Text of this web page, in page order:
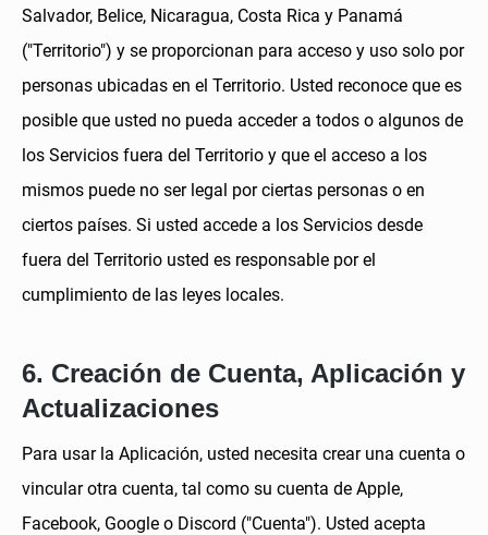
Salvador, Belice, Nicaragua, Costa Rica y Panamá
("Territorio") y se proporcionan para acceso y uso solo por
personas ubicadas en el Territorio. Usted reconoce que es
posible que usted no pueda acceder a todos o algunos de
los Servicios fuera del Territorio y que el acceso a los
mismos puede no ser legal por ciertas personas o en
ciertos países. Si usted accede a los Servicios desde
fuera del Territorio usted es responsable por el
cumplimiento de las leyes locales.
6. Creación de Cuenta, Aplicación y
Actualizaciones
Para usar la Aplicación, usted necesita crear una cuenta o
vincular otra cuenta, tal como su cuenta de Apple,
Facebook, Google o Discord ("Cuenta"). Usted acepta